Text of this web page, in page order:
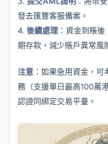
發去匯豐客服備案。
4. 後續處理 ：資金到賬
期存款，減少賬戶異常風
注意 ：如果急用資金，
務（支援單日最高100萬
認證同綁定交易平臺。